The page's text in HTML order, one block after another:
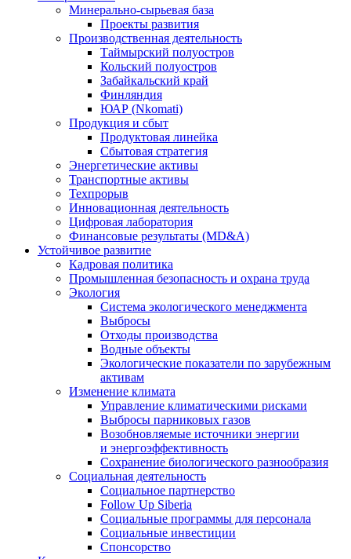
Минерально-сырьевая база
Проекты развития
Производственная деятельность
Таймырский полуостров
Кольский полуостров
Забайкальский край
Финляндия
ЮАР (Nkomati)
Продукция и сбыт
Продуктовая линейка
Сбытовая стратегия
Энергетические активы
Транспортные активы
Техпрорыв
Инновационная деятельность
Цифровая лаборатория
Финансовые результаты (MD&A)
Устойчивое развитие
Кадровая политика
Промышленная безопасность и охрана труда
Экология
Система экологического менеджмента
Выбросы
Отходы производства
Водные объекты
Экологические показатели по зарубежным
активам
Изменение климата
Управление климатическими рисками
Выбросы парниковых газов
Возобновляемые источники энергии
и энергоэффективность
Сохранение биологического разнообразия
Социальная деятельность
Социальное партнерство
Follow Up Siberia
Социальные программы для персонала
Социальные инвестиции
Спонсорство